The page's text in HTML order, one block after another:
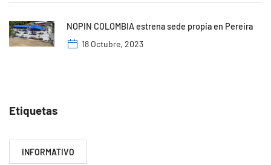
NOPIN COLOMBIA estrena sede propia en Pereira
18 Octubre, 2023
Etiquetas
INFORMATIVO